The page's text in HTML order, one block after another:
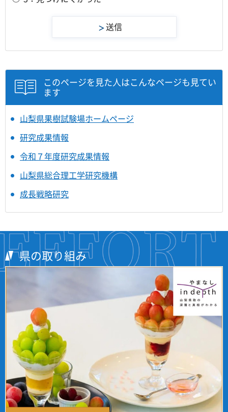
このページを見た人はこんなページも見てい
ます
山梨県果樹試験場ホームページ
研究成果情報
令和７年度研究成果情報
山梨県総合理工学研究機構
成長戦略研究
県の取り組み